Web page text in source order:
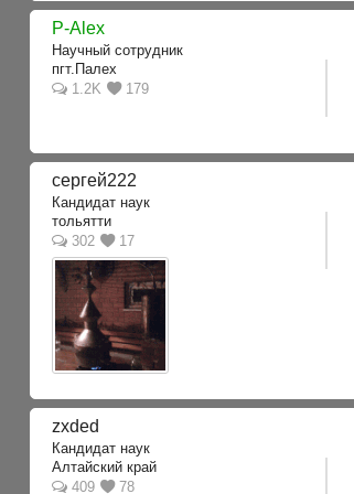
P-Alex
Научный сотрудник
пгт.Палех
1.2K
179
сергей222
Кандидат наук
тольятти
302
17
zxded
Кандидат наук
Алтайский край
409
78